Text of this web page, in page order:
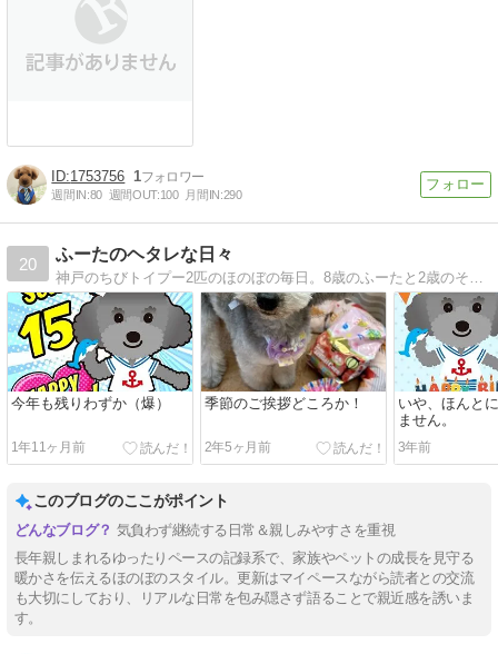
1753756 1
週間IN:80 週間OUT:100 月間IN:290
20
ふーたのヘタレな日々
今年も残りわずか（爆）
1年11ヶ月前
季節のご挨拶どころか！
2年5ヶ月前
いや、ほんと
ません。
3年前
このブログのここがポイント
気負わず継続する日常＆親しみやすさを重視
長年親しまれるゆったりペースの記録系で、家族やペットの成長を見守る
暖かさを伝えるほのぼのスタイル。更新はマイペースながら読者との交流
も大切にしており、リアルな日常を包み隠さず語ることで親近感を誘いま
す。